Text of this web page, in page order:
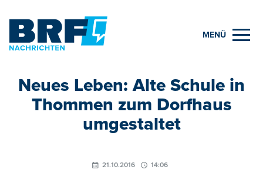
MENÜ
Neues Leben: Alte Schule in
Thommen zum Dorfhaus
umgestaltet
21.10.2016 14:06